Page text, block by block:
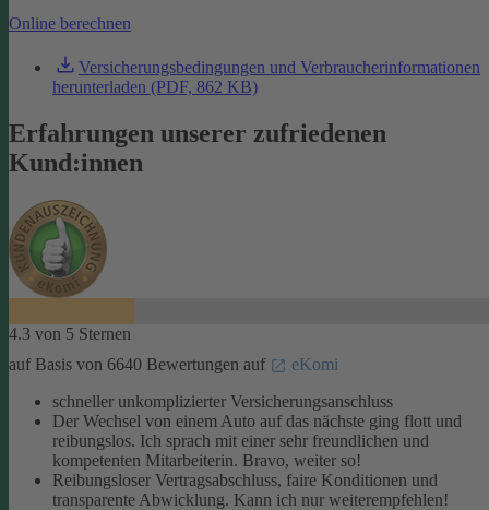
Online berechnen
Versicherungsbedingungen und Verbraucherinformationen
herunterladen (PDF, 862 KB)
Erfahrungen unserer zufriedenen
Kund:innen
4.3 von 5 Sternen
auf Basis von 6640 Bewertungen auf
eKomi
schneller unkomplizierter Versicherungsanschluss
Der Wechsel von einem Auto auf das nächste ging flott und
reibungslos. Ich sprach mit einer sehr freundlichen und
kompetenten Mitarbeiterin. Bravo, weiter so!
Reibungsloser Vertragsabschluss, faire Konditionen und
transparente Abwicklung. Kann ich nur weiterempfehlen!